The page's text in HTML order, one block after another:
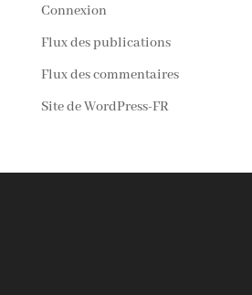
Connexion
Flux des publications
Flux des commentaires
Site de WordPress-FR